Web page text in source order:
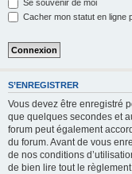
Se souvenir de moi
Cacher mon statut en ligne
S’ENREGISTRER
Vous devez être enregistré
que quelques secondes et
forum peut également
du forum. Avant de vous
de nos conditions
de bien lire tout le règlement